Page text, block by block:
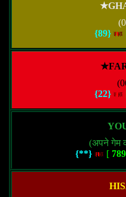
{89}
{22}
(अपने गेम
{**}
[